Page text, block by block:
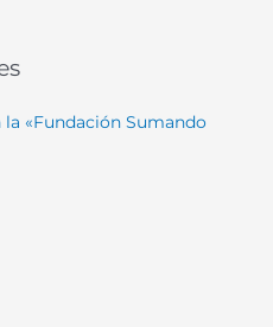
«Fundación Sumando